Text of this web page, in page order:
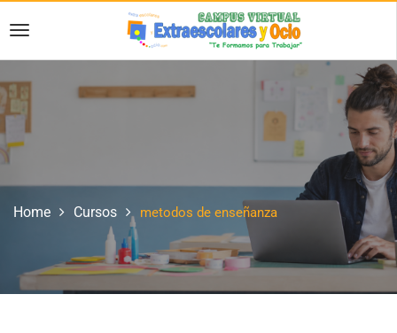
Home Cursos metodos de enseñanza